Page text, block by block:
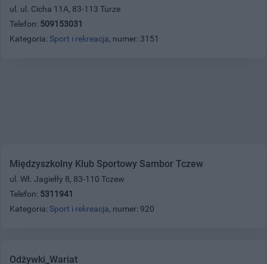
ul. ul. Cicha 11A, 83-113 Turze
Telefon: 509153031
Kategoria: Sport i rekreacja, numer: 3151
Międzyszkolny Klub Sportowy Sambor Tczew
ul. Wł. Jagiełły 8, 83-110 Tczew
Telefon: 5311941
Kategoria: Sport i rekreacja, numer: 920
Odżywki_Wariat